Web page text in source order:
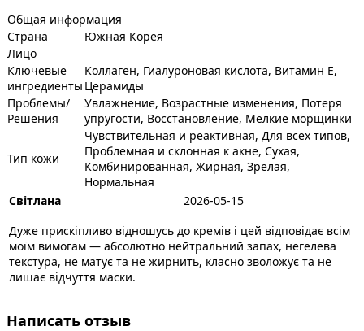
Общая информация
Страна
Южная Корея
Лицо
Ключевые
ингредиенты
Коллаген, Гиалуроновая кислота, Витамин Е,
Церамиды
Проблемы/
Решения
Увлажнение, Возрастные изменения, Потеря
упругости, Восстановление, Мелкие морщинки
Тип кожи
Чувствительная и реактивная, Для всех типов,
Проблемная и склонная к акне, Сухая,
Комбинированная, Жирная, Зрелая,
Нормальная
Світлана
2026-05-15
Дуже прискіпливо відношусь до кремів і цей відповідає всім
моїм вимогам — абсолютно нейтральний запах, негелева
текстура, не матує та не жирнить, класно зволожує та не
лишає відчуття маски.
Написать отзыв